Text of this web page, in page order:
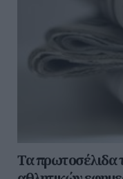
Τα πρωτοσέλιδα